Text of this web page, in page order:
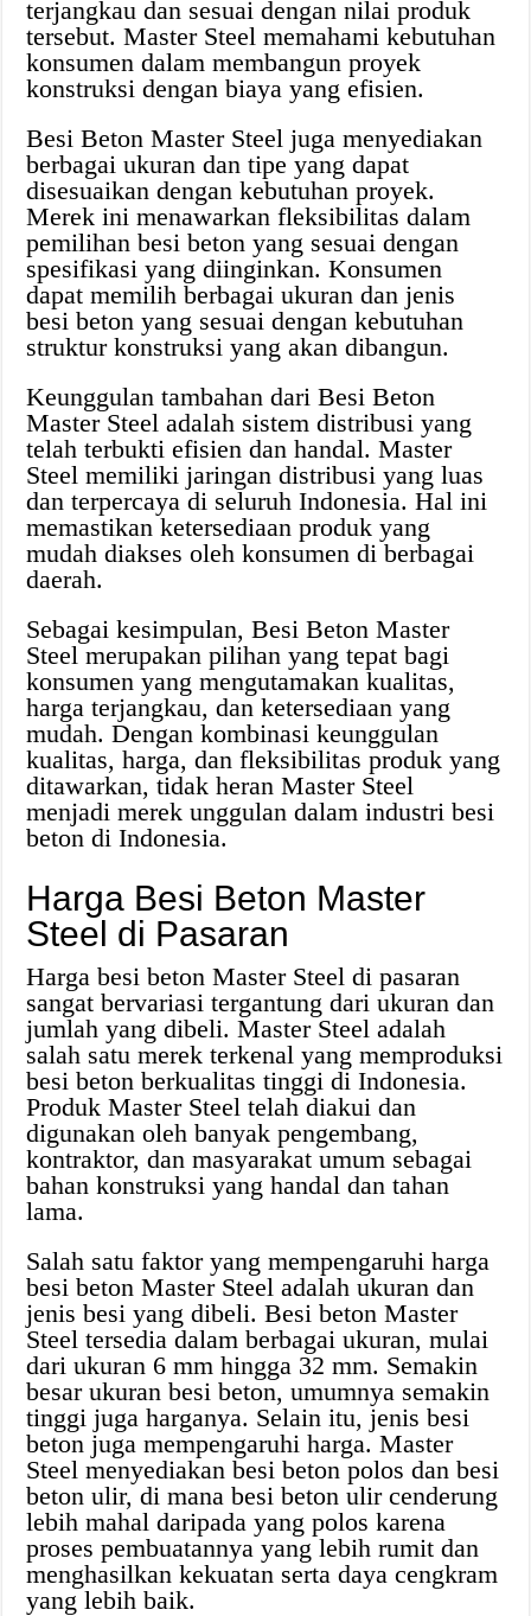
terjangkau dan sesuai dengan nilai produk
tersebut. Master Steel memahami kebutuhan
konsumen dalam membangun proyek
konstruksi dengan biaya yang efisien.
Besi Beton Master Steel juga menyediakan
berbagai ukuran dan tipe yang dapat
disesuaikan dengan kebutuhan proyek.
Merek ini menawarkan fleksibilitas dalam
pemilihan besi beton yang sesuai dengan
spesifikasi yang diinginkan. Konsumen
dapat memilih berbagai ukuran dan jenis
besi beton yang sesuai dengan kebutuhan
struktur konstruksi yang akan dibangun.
Keunggulan tambahan dari Besi Beton
Master Steel adalah sistem distribusi yang
telah terbukti efisien dan handal. Master
Steel memiliki jaringan distribusi yang luas
dan terpercaya di seluruh Indonesia. Hal ini
memastikan ketersediaan produk yang
mudah diakses oleh konsumen di berbagai
daerah.
Sebagai kesimpulan, Besi Beton Master
Steel merupakan pilihan yang tepat bagi
konsumen yang mengutamakan kualitas,
harga terjangkau, dan ketersediaan yang
mudah. Dengan kombinasi keunggulan
kualitas, harga, dan fleksibilitas produk yang
ditawarkan, tidak heran Master Steel
menjadi merek unggulan dalam industri besi
beton di Indonesia.
Harga Besi Beton Master
Steel di Pasaran
Harga besi beton Master Steel di pasaran
sangat bervariasi tergantung dari ukuran dan
jumlah yang dibeli. Master Steel adalah
salah satu merek terkenal yang memproduksi
besi beton berkualitas tinggi di Indonesia.
Produk Master Steel telah diakui dan
digunakan oleh banyak pengembang,
kontraktor, dan masyarakat umum sebagai
bahan konstruksi yang handal dan tahan
lama.
Salah satu faktor yang mempengaruhi harga
besi beton Master Steel adalah ukuran dan
jenis besi yang dibeli. Besi beton Master
Steel tersedia dalam berbagai ukuran, mulai
dari ukuran 6 mm hingga 32 mm. Semakin
besar ukuran besi beton, umumnya semakin
tinggi juga harganya. Selain itu, jenis besi
beton juga mempengaruhi harga. Master
Steel menyediakan besi beton polos dan besi
beton ulir, di mana besi beton ulir cenderung
lebih mahal daripada yang polos karena
proses pembuatannya yang lebih rumit dan
menghasilkan kekuatan serta daya cengkram
yang lebih baik.